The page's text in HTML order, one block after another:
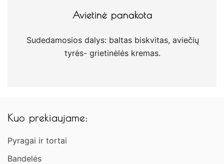
Avietinė panakota
Sudedamosios dalys: baltas biskvitas, aviečių
tyrės- grietinėlės kremas.
Kuo prekiaujame:
Pyragai ir tortai
Bandelės